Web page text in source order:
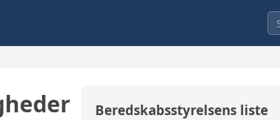
Beredskabsstyrelsens liste